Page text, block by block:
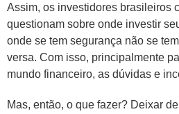
Assim, os investidores brasileiros
questionam sobre onde investir
onde se tem segurança não se
versa. Com isso, principalmente
mundo financeiro, as dúvidas e
Mas, então, o que fazer? Deixar